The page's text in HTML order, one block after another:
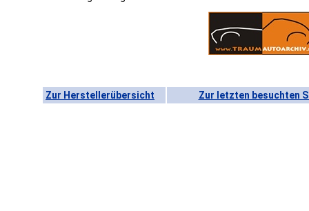
Zur Herstellerübersicht Zur letzten besuchten